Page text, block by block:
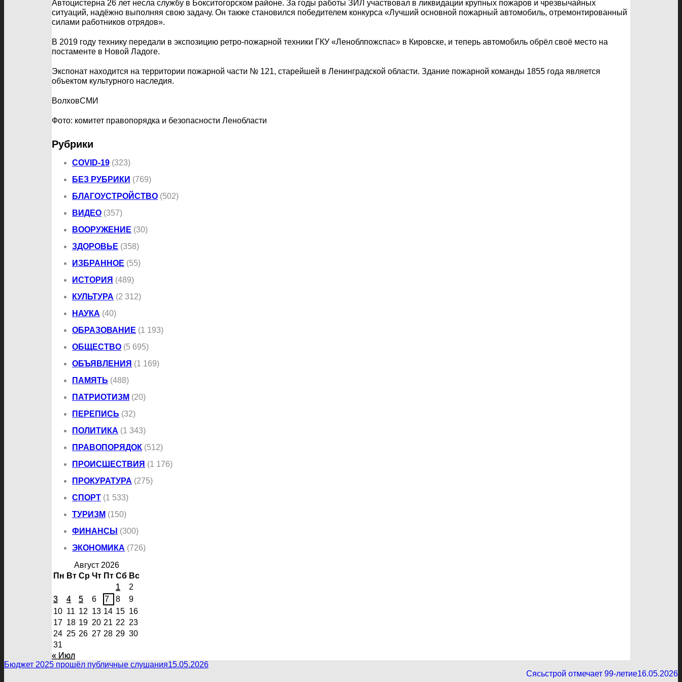
Автоцистерна 26 лет несла службу в Бокситогорском районе. За годы работы ЗИЛ участвовал в ликвидации крупных пожаров и чрезвычайных
ситуаций, надёжно выполняя свою задачу. Он также становился победителем конкурса «Лучший основной пожарный автомобиль, отремонтированный
силами работников отрядов».
В 2019 году технику передали в экспозицию ретро-пожарной техники ГКУ «Леноблпожспас» в Кировске, и теперь автомобиль обрёл своё место на
постаменте в Новой Ладоге.
Экспонат находится на территории пожарной части № 121, старейшей в Ленинградской области. Здание пожарной команды 1855 года является
объектом культурного наследия.
ВолховСМИ
Фото: комитет правопорядка и безопасности Ленобласти
Рубрики
COVID-19 (323)
БЕЗ РУБРИКИ (769)
БЛАГОУСТРОЙСТВО (502)
ВИДЕО (357)
ВООРУЖЕНИЕ (30)
ЗДОРОВЬЕ (358)
ИЗБРАННОЕ (55)
ИСТОРИЯ (489)
КУЛЬТУРА (2 312)
НАУКА (40)
ОБРАЗОВАНИЕ (1 193)
ОБЩЕСТВО (5 695)
ОБЪЯВЛЕНИЯ (1 169)
ПАМЯТЬ (488)
ПАТРИОТИЗМ (20)
ПЕРЕПИСЬ (32)
ПОЛИТИКА (1 343)
ПРАВОПОРЯДОК (512)
ПРОИСШЕСТВИЯ (1 176)
ПРОКУРАТУРА (275)
СПОРТ (1 533)
ТУРИЗМ (150)
ФИНАНСЫ (300)
ЭКОНОМИКА (726)
Август 2026
Пн Вт Ср Чт Пт Сб Вс
1
2
3
4 5 6 7 8
9
10 11 12 13 14 15 16
17 18 19 20 21 22 23
24 25 26 27 28 29 30
31
« Июл
Бюджет 2025 прошёл публичные слушания15.05.2026
Сясьстрой отмечает 99-летие16.05.2026